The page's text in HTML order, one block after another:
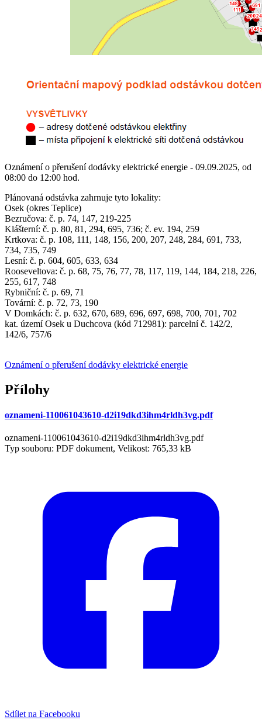
Oznámení o přerušení dodávky elektrické energie - 09.09.2025, od
08:00 do 12:00 hod.
Plánovaná odstávka zahrnuje tyto lokality:
Osek (okres Teplice)
Bezručova: č. p. 74, 147, 219-225
Klášterní: č. p. 80, 81, 294, 695, 736; č. ev. 194, 259
Krtkova: č. p. 108, 111, 148, 156, 200, 207, 248, 284, 691, 733,
734, 735, 749
Lesní: č. p. 604, 605, 633, 634
Rooseveltova: č. p. 68, 75, 76, 77, 78, 117, 119, 144, 184, 218, 226,
255, 617, 748
Rybniční: č. p. 69, 71
Tovární: č. p. 72, 73, 190
V Domkách: č. p. 632, 670, 689, 696, 697, 698, 700, 701, 702
kat. území Osek u Duchcova (kód 712981): parcelní č. 142/2,
142/6, 757/6
Oznámení o přerušení dodávky elektrické energie
Přílohy
oznameni-110061043610-d2i19dkd3ihm4rldh3vg.pdf
oznameni-110061043610-d2i19dkd3ihm4rldh3vg.pdf
Typ souboru: PDF dokument, Velikost: 765,33 kB
Sdílet na Facebooku